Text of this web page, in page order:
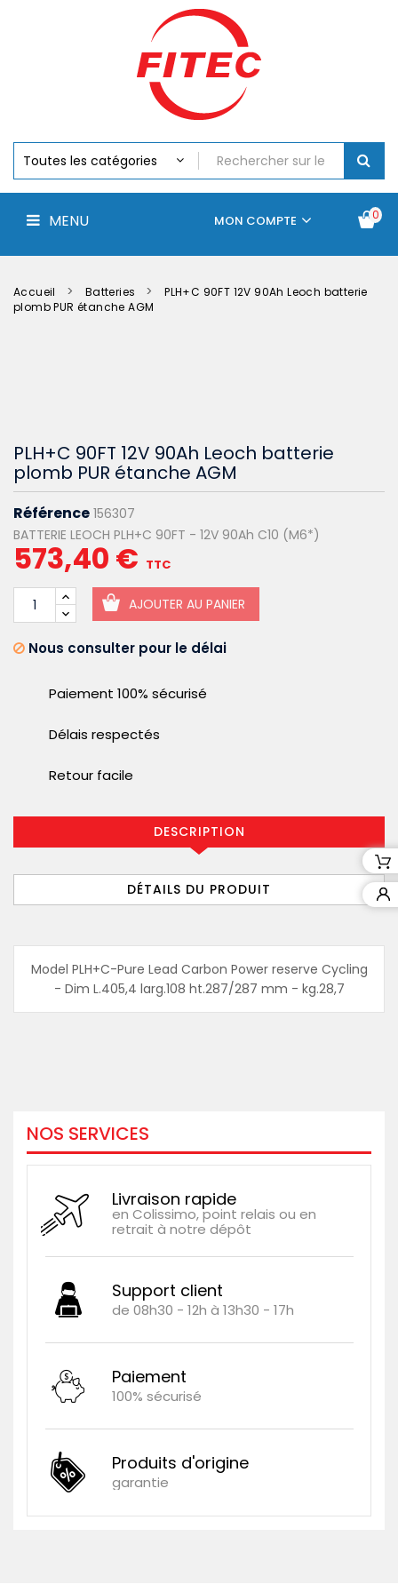
MENU 0
MON COMPTE
Chargeurs
Accus
Perceuse,
Visseuse
Batteries
Accueil Batteries
PLH+C 90FT 12V 90Ah Leoch batterie
plomb PUR étanche AGM
PLH+C 90FT 12V 90Ah Leoch batterie
plomb PUR étanche AGM
Référence 156307
BATTERIE LEOCH PLH+C 90FT - 12V 90Ah C10 (M6*)
573,40 € TTC
AJOUTER AU PANIER
Nous consulter pour le délai
Paiement 100% sécurisé
Délais respectés
Retour facile
DESCRIPTION
DÉTAILS DU PRODUIT
Model PLH+C-Pure Lead Carbon Power reserve Cycling
- Dim L.405,4 larg.108 ht.287/287 mm - kg.28,7
NOS SERVICES
Livraison rapide
en Colissimo, point relais ou en
retrait à notre dépôt
Support client
de 08h30 - 12h à 13h30 - 17h
Paiement
100% sécurisé
Produits d'origine
garantie